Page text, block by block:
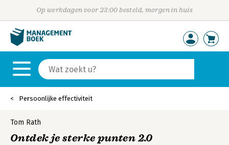
Op werkdagen voor 23:00 besteld, morgen in huis
Persoonlijke effectiviteit
Tom Rath
Ontdek je sterke punten 2.0